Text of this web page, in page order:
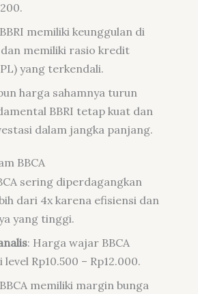
memiliki keunggulan di
memiliki rasio kredit
yang terkendali.
harga sahamnya turun
BBRI tetap kuat dan
dalam jangka panjang.
BBCA
sering diperdagangkan
dari 4x karena efisiensi dan
yang tinggi.
: Harga wajar BBCA
Rp10.500 – Rp12.000.
memiliki margin bunga